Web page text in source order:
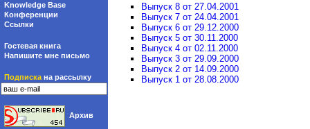
Knowledge Base
Конференции
Ссылки
Гостевая книга
Напишите мне письмо
Подписка на рассылку
Архив
Выпуск 8 от 27.04.2001
Выпуск 7 от 24.04.2001
Выпуск 6 от 29.12.2000
Выпуск 5 от 30.11.2000
Выпуск 4 от 02.11.2000
Выпуск 3 от 29.09.2000
Выпуск 2 от 14.09.2000
Выпуск 1 от 28.08.2000